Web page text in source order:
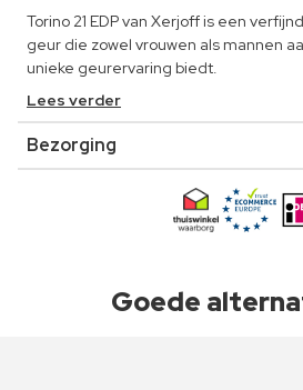
Torino 21 EDP van Xerjoff is een
geur die zowel vrouwen als mannen
unieke geurervaring biedt.
Lees verder
Bezorging
Goede